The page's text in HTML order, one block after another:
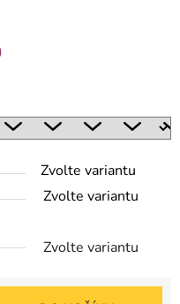
Zvolte variantu
Zvolte variantu
Zvolte variantu